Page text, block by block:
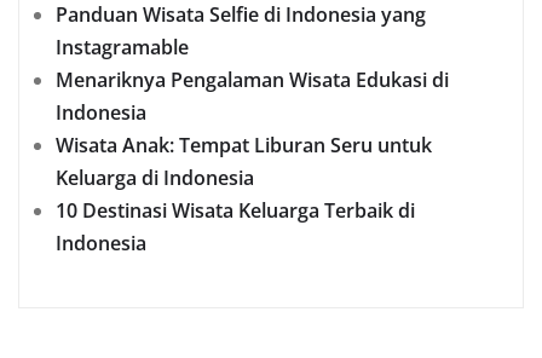
Panduan Wisata Selfie di Indonesia yang
Instagramable
Menariknya Pengalaman Wisata Edukasi di
Indonesia
Wisata Anak: Tempat Liburan Seru untuk
Keluarga di Indonesia
10 Destinasi Wisata Keluarga Terbaik di
Indonesia